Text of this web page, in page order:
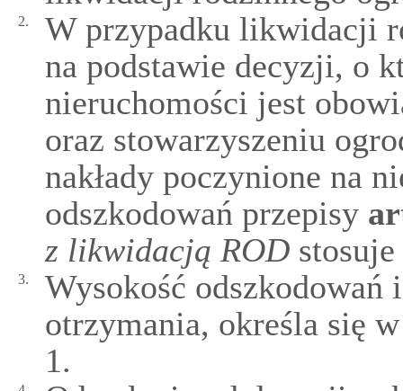
2.
W przypadku likwidacji
na podstawie decyzji, o
nieruchomości jest
oraz stowarzyszeniu
nakłady poczynione na
odszkodowań przepisy
z likwidacją ROD
3.
Wysokość odszkodowań
otrzymania, określa się
1.